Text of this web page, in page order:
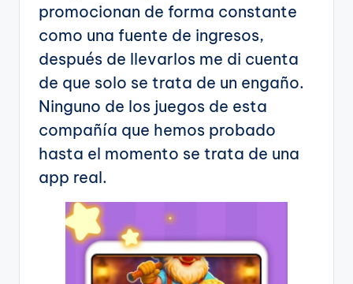
promocionan de forma constante
como una fuente de ingresos,
después de llevarlos me di cuenta
de que solo se trata de un engaño.
Ninguno de los juegos de esta
compañía que hemos probado
hasta el momento se trata de una
app real.